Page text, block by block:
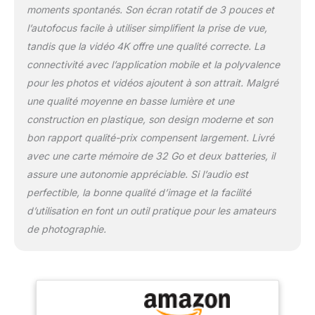
photo, appuyez
de prise de vue pour
maintenir l'appareil
immobile. l'appareil
photo numérique fera la
mise au point
moment-là.lorsque vous
voyez le cadre de mise
au point sur l'écran
passer du jaune au vert,
au point est terminée,
puis appuyez fermement
ce processus et ne
moments spontanés. Son écran rotatif de 3 pouces et
l’autofocus facile à utiliser simplifient la prise de vue,
tandis que la vidéo 4K offre une qualité correcte. La
connectivité avec l’application mobile et la polyvalence
pour les photos et vidéos ajoutent à son attrait. Malgré
une qualité moyenne en basse lumière et une
construction en plastique, son design moderne et son
bon rapport qualité-prix compensent largement. Livré
avec une carte mémoire de 32 Go et deux batteries, il
assure une autonomie appréciable. Si l’audio est
perfectible, la bonne qualité d’image et la facilité
d’utilisation en font un outil pratique pour les amateurs
de photographie.